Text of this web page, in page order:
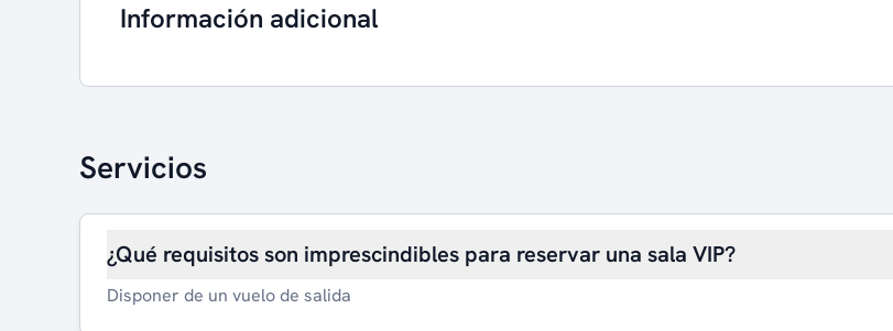
Información adicional
Servicios
¿Qué requisitos son imprescindibles para reservar una sala VIP?
Disponer de un vuelo de salida